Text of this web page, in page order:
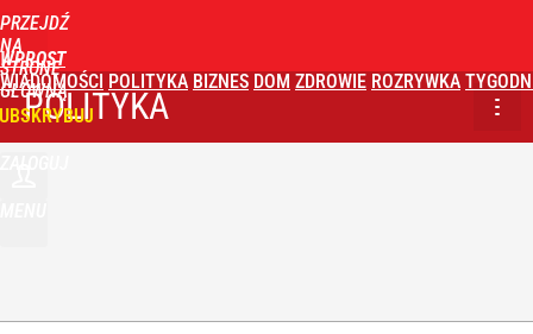
PRZEJDŹ
NA
STRONĘ
GŁÓWNĄ
WPROST
WIADOMOŚCI POLITYKA BIZNES DOM ZDROWIE ROZRYWKA
POLITYKA